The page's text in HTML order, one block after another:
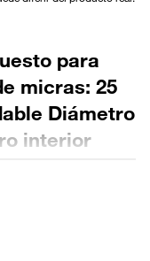
para
micras: 25
Diámetro
interior
130 Sellado: